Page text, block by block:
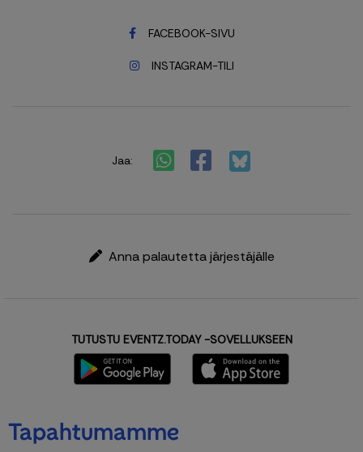
FACEBOOK-SIVU
INSTAGRAM-TILI
Jaa:
Anna palautetta järjestäjälle
TUTUSTU EVENTZ.TODAY -SOVELLUKSEEN
Tapahtumamme